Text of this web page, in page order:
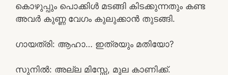
കൊഴുപ്പും പൊക്കിൾ മടങ്ങി കിടക്കുന്നതും കണ്ട
അവർ കുണ്ണ വേഗം കുലുക്കാൻ തുടങ്ങി.
ഗായത്രി: ആഹാ… ഇത്രയും മതിയോ?
സുനിൽ: അല്ല മിസ്സേ, മുല കാണിക്ക്.